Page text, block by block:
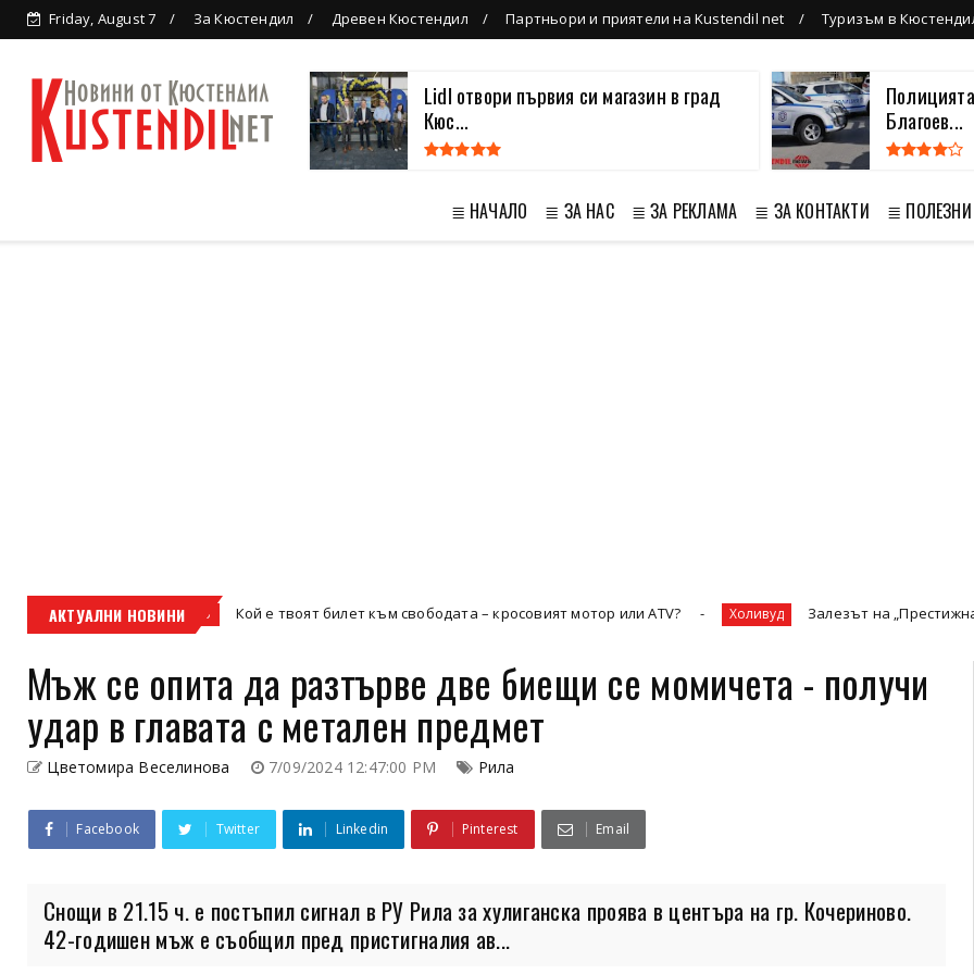
Friday, August 7 За Кюстендил Древен Кюстендил Партньори и приятели на Kustendil net Туризъм в
Lidl отвори първия си магазин в град
Кюс...
Благоев...
≣ НАЧАЛО ≣ ЗА НАС ≣ ЗА РЕКЛАМА ≣ ЗА КОНТАКТИ ≣ ПОЛЕЗНИ
АКТУАЛНИ НОВИНИ
кросов мотор Кой е твоят билет към свободата – кросовият мотор или ATV? Холивуд Залезът на „Престижната
Мъж се опита да разтърве две биещи се момичета - получи
удар в главата с метален предмет
Цветомира Веселинова 7/09/2024 12:47:00 PM Рила
Facebook Twitter Linkedin Pinterest Email
Снощи в 21.15 ч. е постъпил сигнал в РУ Рила за хулиганска проява в центъра на гр. Кочериново.
42-годишен мъж е съобщил пред пристигналия ав...